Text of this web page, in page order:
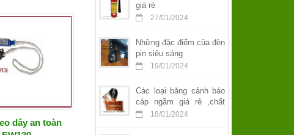
dây an toàn
giá rẻ
27/01/2024
Những đặc điểm của đèn
pin siêu sáng
19/01/2024
Các loại băng cảnh báo
cáp ngầm giá rẻ ,chất
lượng18/01/2024